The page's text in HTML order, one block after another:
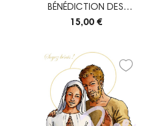
BÉNÉDICTION DES
NOMBRES
15,00 €